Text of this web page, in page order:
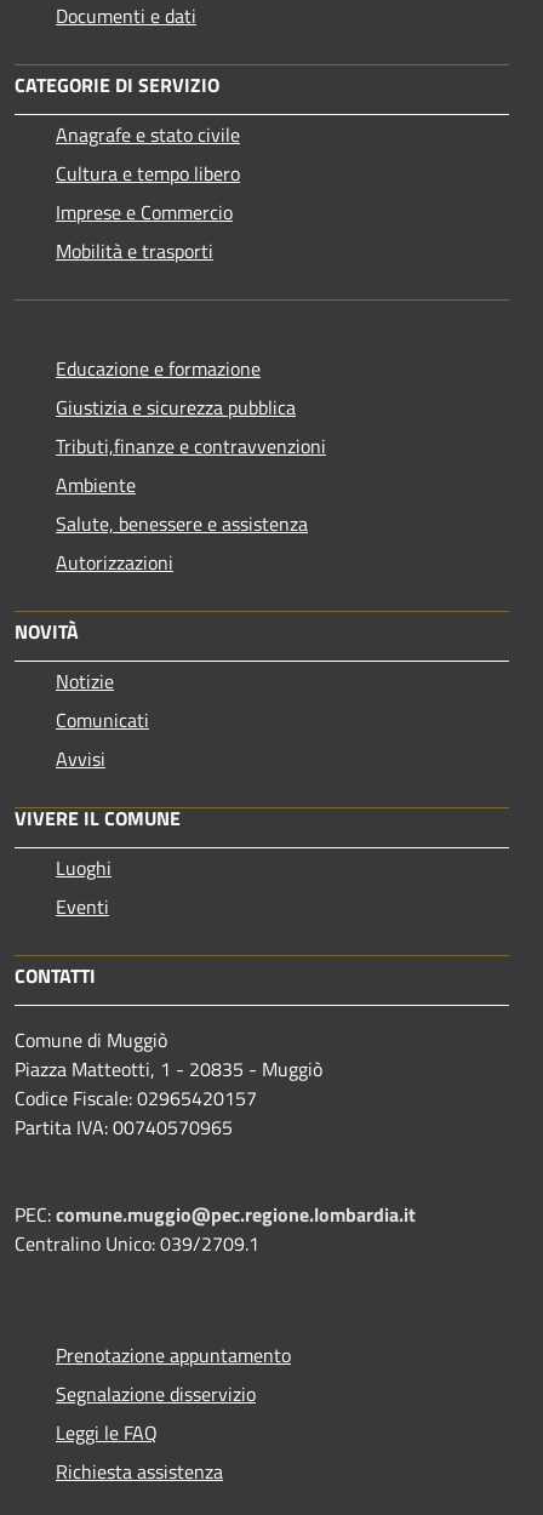
Documenti e dati
CATEGORIE DI SERVIZIO
Anagrafe e stato civile
Cultura e tempo libero
Imprese e Commercio
Mobilità e trasporti
Educazione e formazione
Giustizia e sicurezza pubblica
Tributi,finanze e contravvenzioni
Ambiente
Salute, benessere e assistenza
Autorizzazioni
NOVITÀ
Notizie
Comunicati
Avvisi
VIVERE IL COMUNE
Luoghi
Eventi
CONTATTI
Comune di Muggiò
Piazza Matteotti, 1 - 20835 - Muggiò
Codice Fiscale: 02965420157
Partita IVA: 00740570965
PEC:comune.muggio@pec.regione.lombardia.it
Centralino Unico: 039/2709.1
Prenotazione appuntamento
Segnalazione disservizio
Leggi le FAQ
Richiesta assistenza